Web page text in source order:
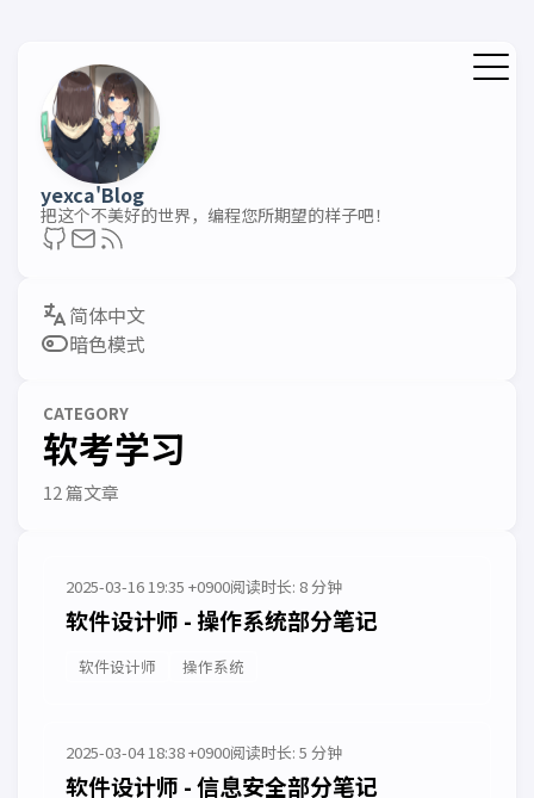
yexca'Blog
把这个不美好的世界，编程您所期望的样子吧！
暗色模式
CATEGORY
软考学习
12 篇文章
2025-03-16 19:35 +0900阅读时长: 8 分钟
软件设计师 - 操作系统部分笔记
软件设计师 操作系统
2025-03-04 18:38 +0900阅读时长: 5 分钟
软件设计师 - 信息安全部分笔记